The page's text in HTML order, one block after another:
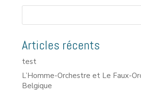
Articles récents
test
L’Homme-Orchestre et Le Faux-
Belgique